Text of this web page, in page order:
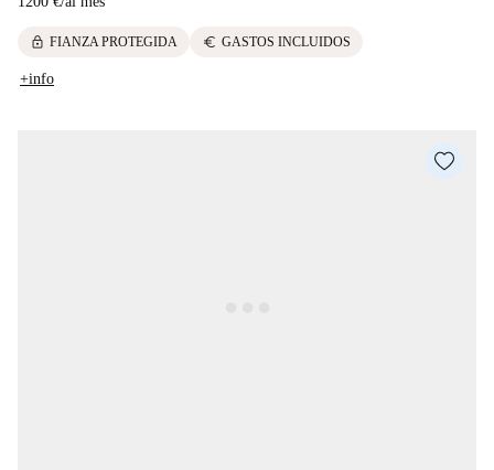
lock FIANZA PROTEGIDA euro GASTOS INCLUIDOS
+info